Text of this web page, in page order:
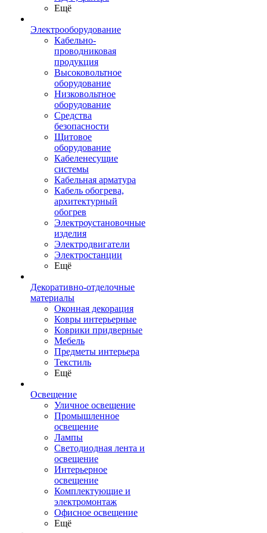
Ещё
Электрооборудование
Кабельно-
проводниковая
продукция
Высоковольтное
оборудование
Низковольтное
оборудование
Средства
безопасности
Щитовое
оборудование
Кабеленесущие
системы
Кабельная арматура
Кабель обогрева,
архитектурный
обогрев
Электроустановочные
изделия
Электродвигатели
Электростанции
Ещё
Декоративно-отделочные
материалы
Оконная декорация
Ковры интерьерные
Коврики придверные
Мебель
Предметы интерьера
Текстиль
Ещё
Освещение
Уличное освещение
Промышленное
освещение
Лампы
Светодиодная лента и
освещение
Интерьерное
освещение
Комплектующие и
электромонтаж
Офисное освещение
Ещё